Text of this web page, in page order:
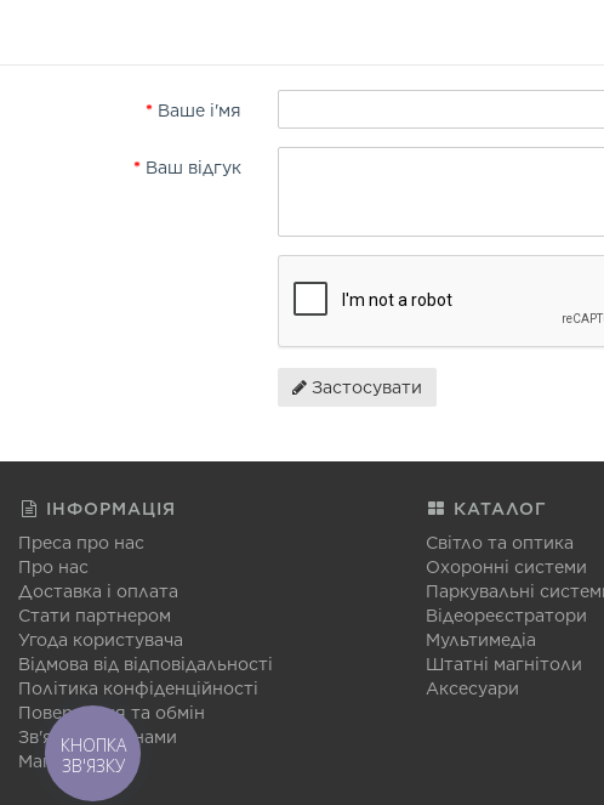
Ваше і'мя
Ваш відгук
Застосувати
ІНФОРМАЦІЯ
Преса про нас
Про нас
Доставка і оплата
Стати партнером
Угода користувача
Відмова від відповідальності
Політика конфіденційності
Повернення та обмін
Зв'язатися з нами
Мапа сайту
КАТАЛОГ
Світло та оптика
Охоронні системи
Паркувальні
Відеореєстратори
Мультимедіа
Штатні магнітоли
Аксесуари
КНОПКА
ЗВ'ЯЗКУ